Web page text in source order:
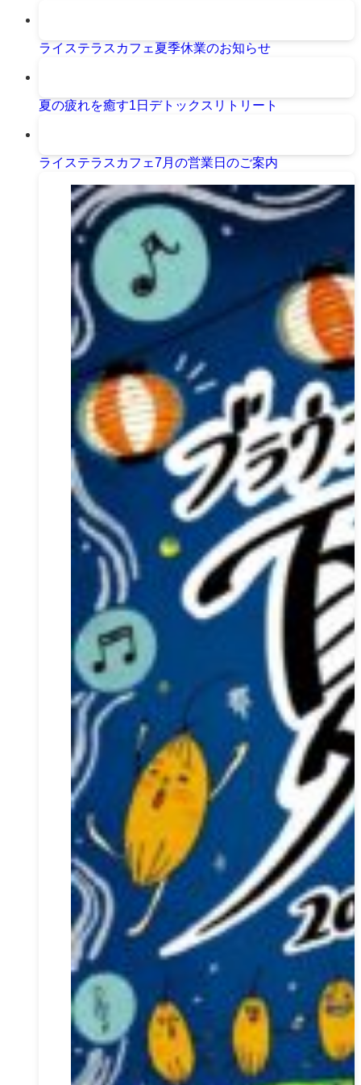
ライステラスカフェ夏季休業のお知らせ
夏の疲れを癒す1日デトックスリトリート
ライステラスカフェ7月の営業日のご案内